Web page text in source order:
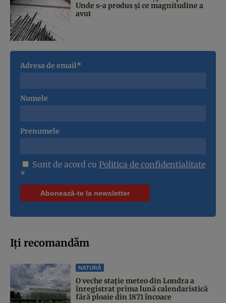
Unde s-a produs și ce magnitudine a
avut
Adresa de email*
Numele
Prenumele
Sunt de acord cu Politica de confidentialitate
*
Iți recomandăm
NATURĂ
O veche stație meteo din Londra a
înregistrat prima lună calendaristică
fără ploaie din 1871 încoace